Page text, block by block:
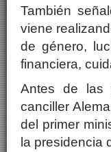
También
viene
de género,
financiera,
Antes de las
canciller
del primer
la presidencia